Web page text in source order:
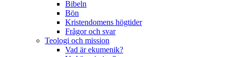
Bibeln
Bön
Kristendomens högtider
Frågor och svar
Teologi och mission
Vad är ekumenik?